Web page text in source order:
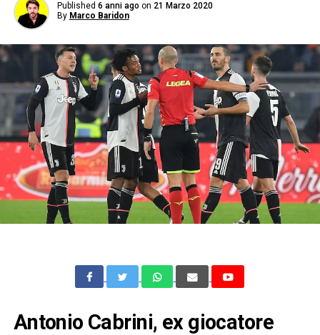
Published 6 anni ago on 21 Marzo 2020
By Marco Baridon
Antonio Cabrini, ex giocatore